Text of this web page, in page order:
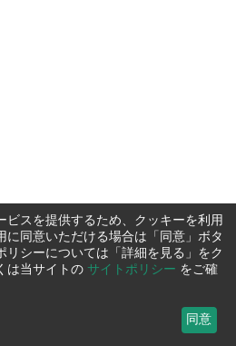
ビスを提供するため、クッキーを利用
に同意いただける場合は「同意」ボタ
リシーについては「詳細を見る」をク
は当サイトの サイトポリシー をご確
同意